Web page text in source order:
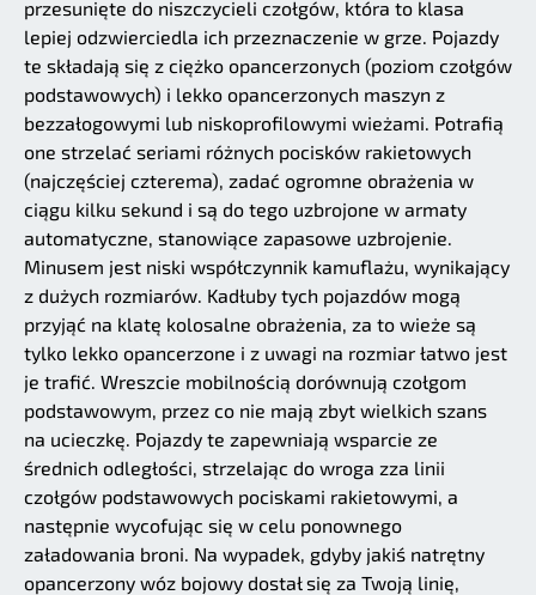
przesunięte do niszczycieli czołgów, która to klasa
lepiej odzwierciedla ich przeznaczenie w grze. Pojazdy
te składają się z ciężko opancerzonych (poziom czołgów
podstawowych) i lekko opancerzonych maszyn z
bezzałogowymi lub niskoprofilowymi wieżami. Potrafią
one strzelać seriami różnych pocisków rakietowych
(najczęściej czterema), zadać ogromne obrażenia w
ciągu kilku sekund i są do tego uzbrojone w armaty
automatyczne, stanowiące zapasowe uzbrojenie.
Minusem jest niski współczynnik kamuflażu, wynikający
z dużych rozmiarów. Kadłuby tych pojazdów mogą
przyjąć na klatę kolosalne obrażenia, za to wieże są
tylko lekko opancerzone i z uwagi na rozmiar łatwo jest
je trafić. Wreszcie mobilnością dorównują czołgom
podstawowym, przez co nie mają zbyt wielkich szans
na ucieczkę. Pojazdy te zapewniają wsparcie ze
średnich odległości, strzelając do wroga zza linii
czołgów podstawowych pociskami rakietowymi, a
następnie wycofując się w celu ponownego
załadowania broni. Na wypadek, gdyby jakiś natrętny
opancerzony wóz bojowy dostał się za Twoją linię,